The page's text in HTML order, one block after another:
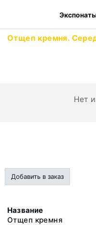
Отщеп кремня.
Нет
Добавить в заказ
Название
Отщеп кремня